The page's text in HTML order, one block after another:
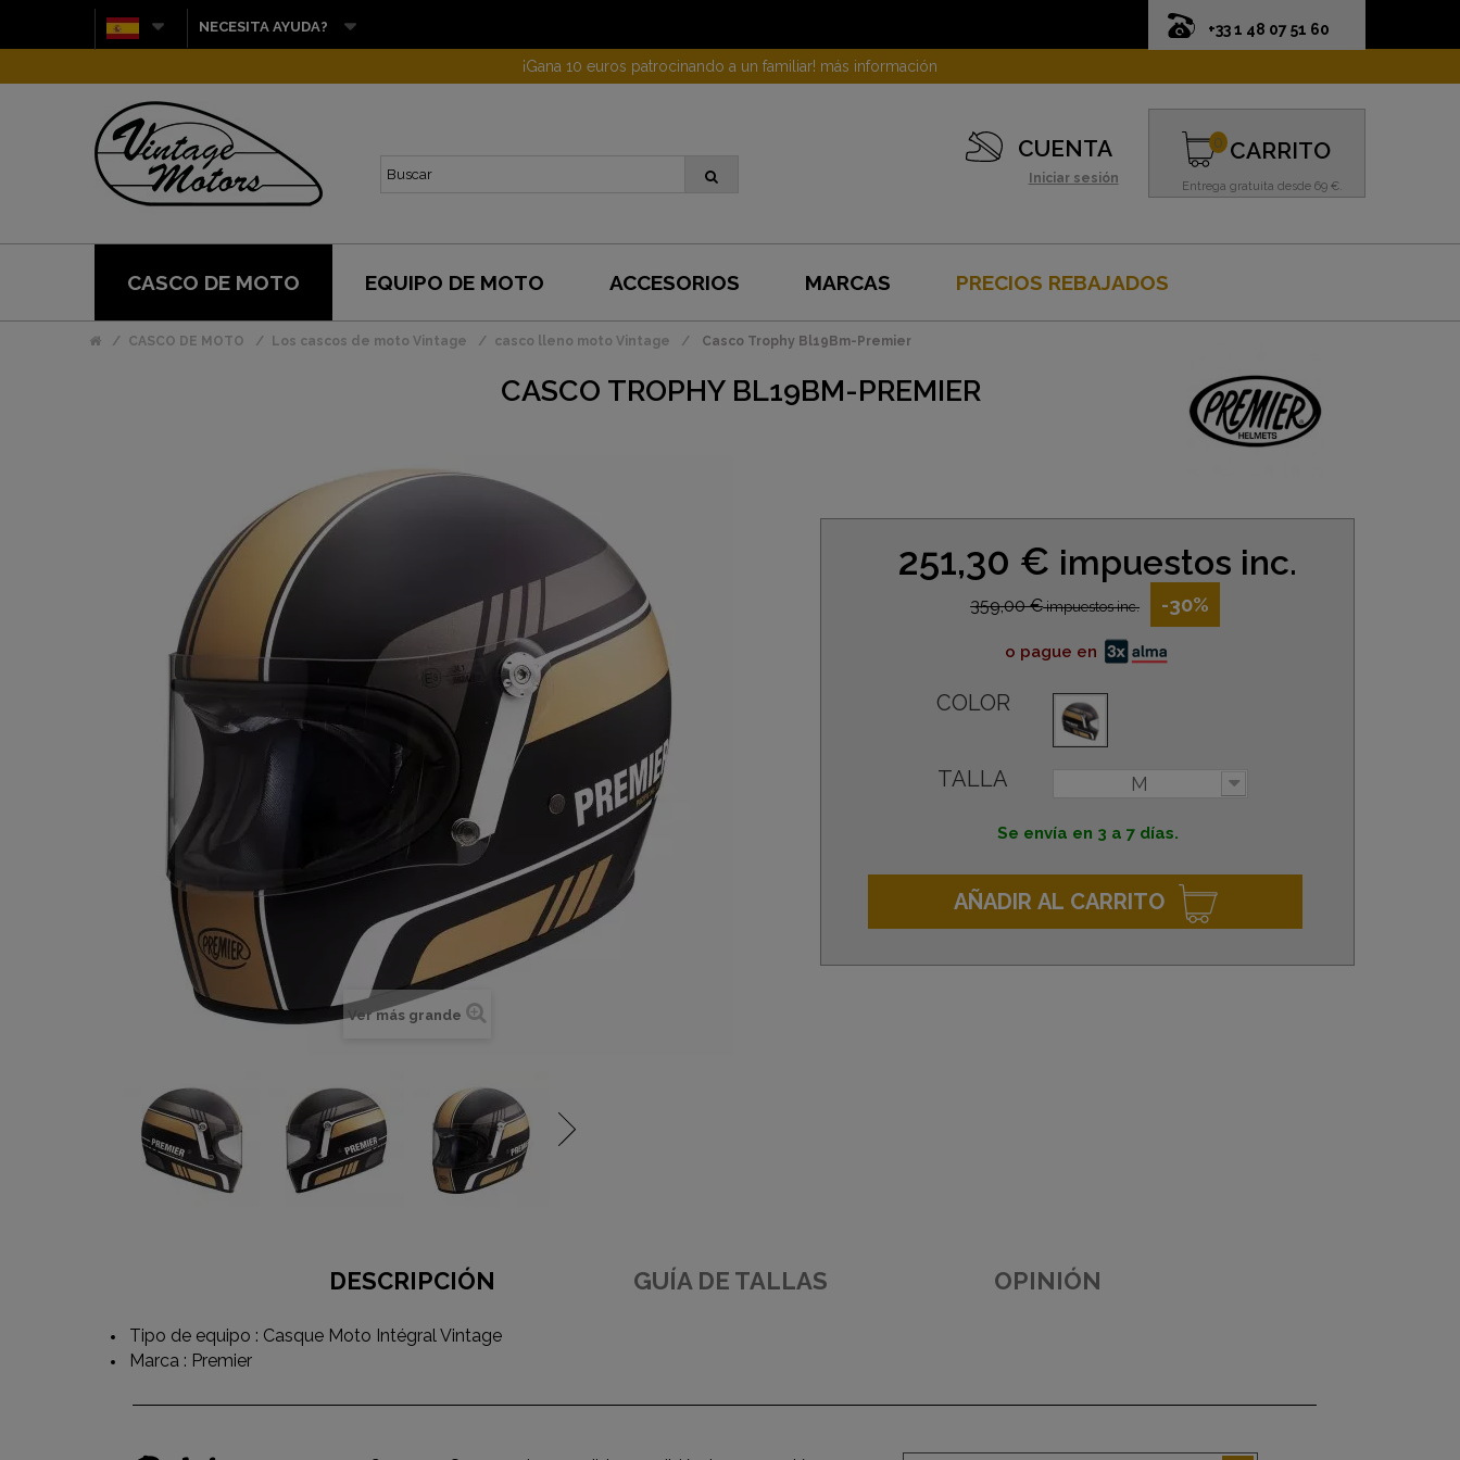
+33 1 48 07 51 60
NECESITA AYUDA?
¡Gana 10 euros patrocinando a un familiar! más información
CUENTA
Iniciar sesión
CARRITO
Entrega gratuita desde 69 €.
0
CASCO DE MOTO EQUIPO DE MOTO ACCESORIOS MARCAS PRECIOS REBAJADOS
CASCO DE MOTO Los cascos de moto Vintage casco lleno moto Vintage Casco Trophy Bl19Bm-Premier
CASCO TROPHY BL19BM-PREMIER
Ver más grande
251,30 € impuestos inc.
359,00 €impuestos inc. -30%
o pague en
COLOR
TALLA M
Se envía en 3 a 7 días.
AÑADIR AL CARRITO
DESCRIPCIÓN GUÍA DE TALLAS OPINIÓN
Tipo de equipo : Casque Moto Intégral Vintage
Marca : Premier